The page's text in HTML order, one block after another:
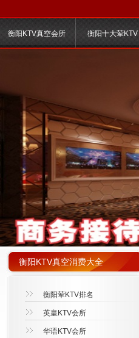
衡阳KTV真空会所 衡阳十大荤KTV
衡阳KTV真空消费大全
衡阳荤KTV排名
英皇KTV会所
华语KTV会所